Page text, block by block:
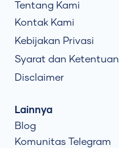
Tentang Kami
Kontak Kami
Kebijakan Privasi
Syarat dan Ketentuan
Disclaimer
Lainnya
Blog
Komunitas Telegram